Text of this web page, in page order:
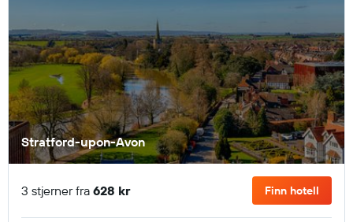
Stratford-upon-Avon
3 stjerner fra 628 kr Finn hotell